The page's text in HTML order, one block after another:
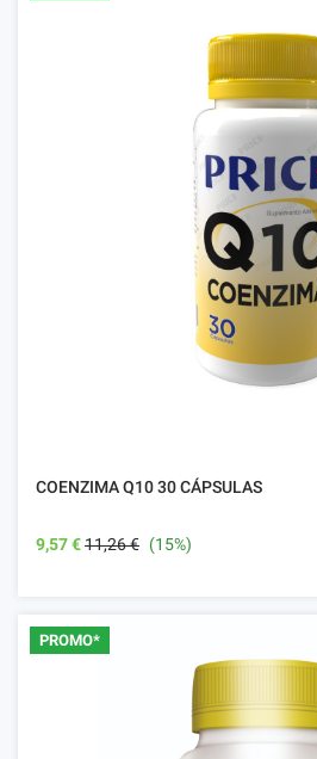
COENZIMA Q10 30 CÁPSULAS
9,57 €11,26 € (15%)
PROMO*